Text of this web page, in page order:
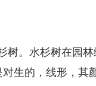
树。水杉树在园
生的，线形，